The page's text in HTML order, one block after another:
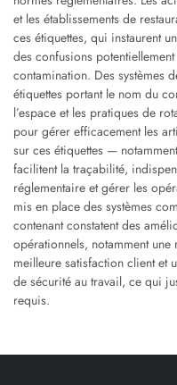
et les établissements de
ces étiquettes, qui instaurent
des confusions
contamination. Des systèmes
étiquettes portant le nom du
l’espace et les pratiques de
pour gérer efficacement les
sur ces étiquettes —
facilitent la traçabilité,
réglementaire et gérer les
mis en place des systèmes
contenant constatent des
opérationnels, notamment
meilleure satisfaction client et
de sécurité au travail, ce qui
requis.